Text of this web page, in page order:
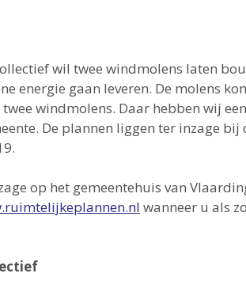
wil twee windmolens laten
energie gaan leveren. De molens
windmolens. Daar hebben wij
De plannen liggen ter inzage bij
op het gemeentehuis van
wanneer u als